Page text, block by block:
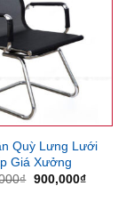
Quỳ Lưng Lưới
Giá Xưởng
₫ Giá
900,000₫Giá